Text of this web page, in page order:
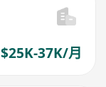
$25K-37K/月